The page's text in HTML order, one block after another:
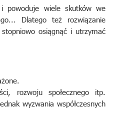
powoduje wiele skutków we
Dlatego też rozwiązanie
osiągnąć i utrzymać
rozwoju społecznego itp.
wyzwania współczesnych